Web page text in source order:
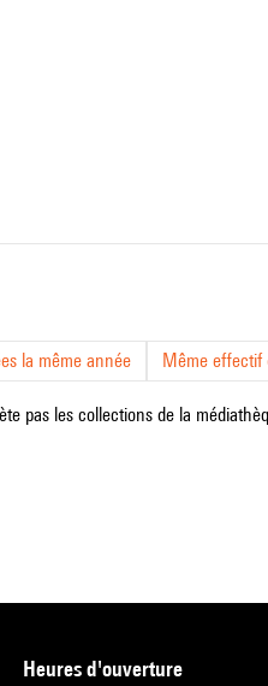
la même année Même effectif
pas les collections de la
heures d'ouverture